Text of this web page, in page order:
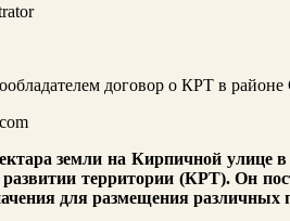
земли на Кирпичной улице
развитии территории (КРТ).Он
для размещения различных